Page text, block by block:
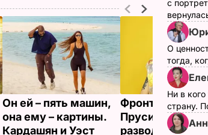
Он ей – пять машин,
она ему – картины.
Кардашян и Уэст
Фронтмен Little
Прусикин
разводе и
с
О
тогда,
Ни в
страну.